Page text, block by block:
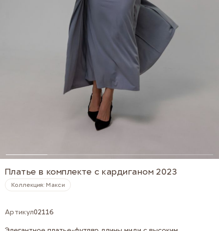
Платье в комплекте с кардиганом 2023
Коллекция: Макси
Артикул02116